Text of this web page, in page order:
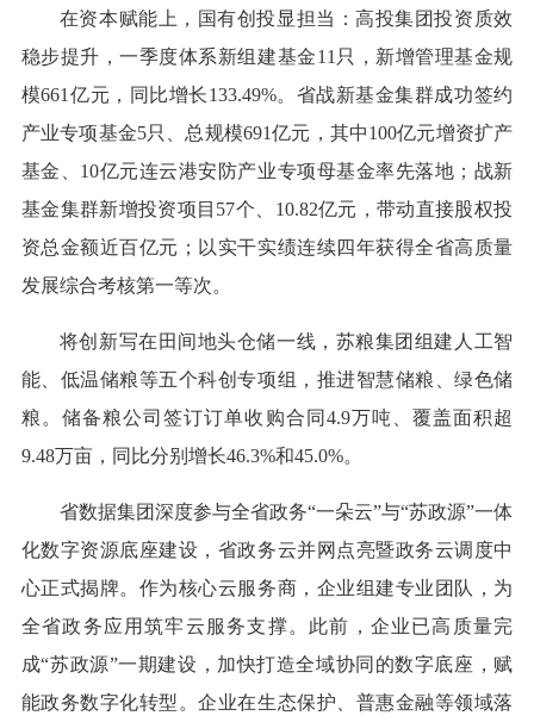
在资本赋能上，国有创投显担当：高投集团投资质效
稳步提升，一季度体系新组建基金11只，新增管理基金规
模661亿元，同比增长133.49%。省战新基金集群成功签约
产业专项基金5只、总规模691亿元，其中100亿元增资扩产
基金、10亿元连云港安防产业专项母基金率先落地；战新
基金集群新增投资项目57个、10.82亿元，带动直接股权投
资总金额近百亿元；以实干实绩连续四年获得全省高质量
发展综合考核第一等次。
将创新写在田间地头仓储一线，苏粮集团组建人工智
能、低温储粮等五个科创专项组，推进智慧储粮、绿色储
粮。储备粮公司签订订单收购合同4.9万吨、覆盖面积超
9.48万亩，同比分别增长46.3%和45.0%。
省数据集团深度参与全省政务“一朵云”与“苏政源”一体
化数字资源底座建设，省政务云并网点亮暨政务云调度中
心正式揭牌。作为核心云服务商，企业组建专业团队，为
全省政务应用筑牢云服务支撑。此前，企业已高质量完
成“苏政源”一期建设，加快打造全域协同的数字底座，赋
能政务数字化转型。企业在生态保护、普惠金融等领域落